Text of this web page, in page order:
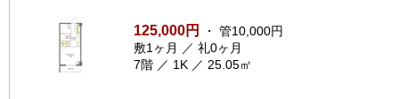
125,000円
・ 管10,000円
敷1ヶ月 ／ 礼0ヶ月
7階 ／ 1K ／ 25.05㎡